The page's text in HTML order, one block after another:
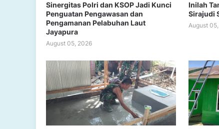
Sinergitas Polri dan KSOP Jadi Kunci
Penguatan Pengawasan dan
Pengamanan Pelabuhan Laut
Jayapura
August 05, 2026
Inilah
Sirajudi
August